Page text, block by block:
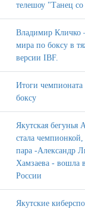
телешоу "Танец со
Владимир Кличко
мира по боксу в
версии IBF.
Итоги
боксу
Якутская бегунья
стала
пара -Александр
Хамзаева - вошла
России
Якутские